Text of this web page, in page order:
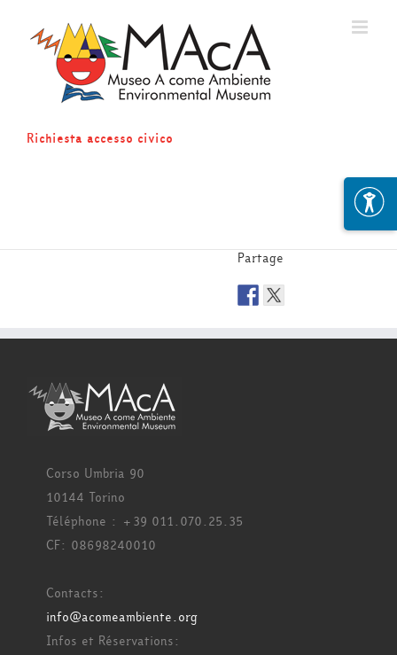
Richiesta accesso civico
Partage
Corso Umbria 90
10144 Torino
Téléphone : +39 011.070.25.35
CF: 08698240010
Contacts:
info@acomeambiente.org
Infos et Réservations: